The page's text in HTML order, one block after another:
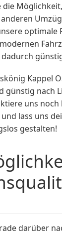
die
optimale
Kappel
günstig nach
uns noch
lass uns
gestalten!
darüber